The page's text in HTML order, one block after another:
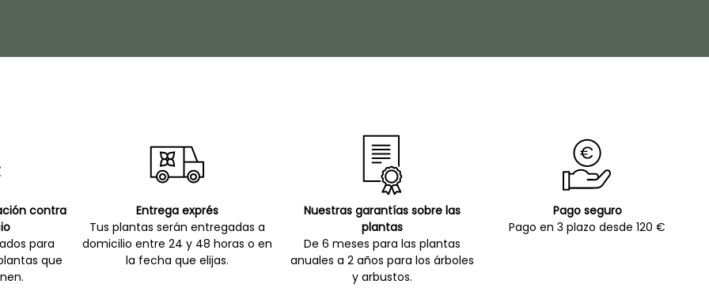
contra
para
que
Entrega exprés
Tus plantas serán entregadas a
domicilio entre 24 y 48 horas o en
la fecha que elijas.
Nuestras garantías sobre las
plantas
De 6 meses para las plantas
anuales a 2 años para los árboles
y arbustos.
Pago seguro
Pago en 3 plazo desde 120 €